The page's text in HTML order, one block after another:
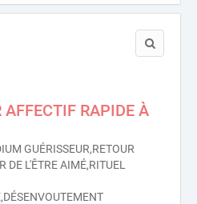
RAPIDE À
GUÉRISSEUR,RETOUR
DE L'ÊTRE AIMÉ,RITUEL